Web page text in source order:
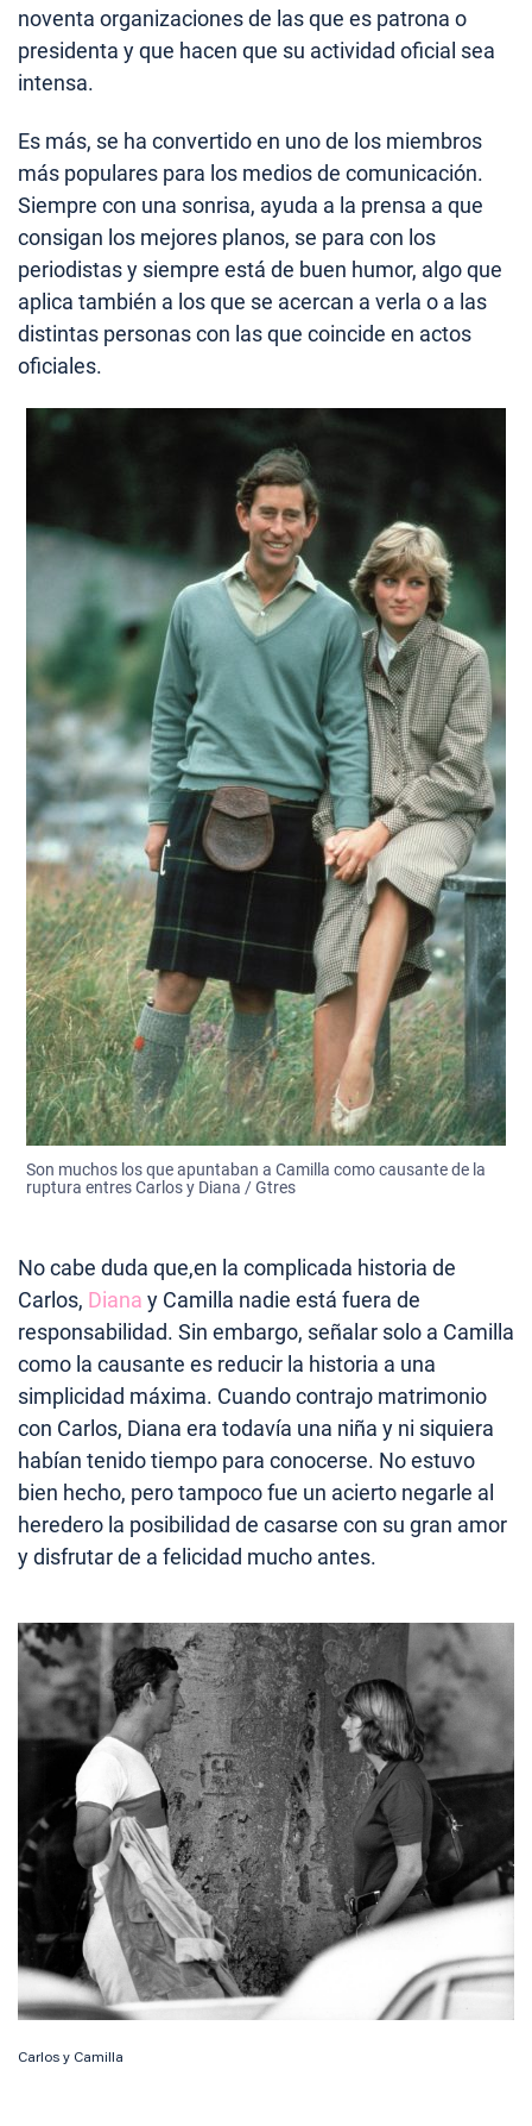
noventa organizaciones de las que es patrona o
presidenta y que hacen que su actividad oficial sea
intensa.
Es más, se ha convertido en uno de los miembros
más populares para los medios de comunicación.
Siempre con una sonrisa, ayuda a la prensa a que
consigan los mejores planos, se para con los
periodistas y siempre está de buen humor, algo que
aplica también a los que se acercan a verla o a las
distintas personas con las que coincide en actos
oficiales.
Son muchos los que apuntaban a Camilla como causante de la
ruptura entres Carlos y Diana / Gtres
No cabe duda que,en la complicada historia de
Carlos, Diana y Camilla nadie está fuera de
responsabilidad. Sin embargo, señalar solo a Camilla
como la causante es reducir la historia a una
simplicidad máxima. Cuando contrajo matrimonio
con Carlos, Diana era todavía una niña y ni siquiera
habían tenido tiempo para conocerse. No estuvo
bien hecho, pero tampoco fue un acierto negarle al
heredero la posibilidad de casarse con su gran amor
y disfrutar de a felicidad mucho antes.
Carlos y Camilla